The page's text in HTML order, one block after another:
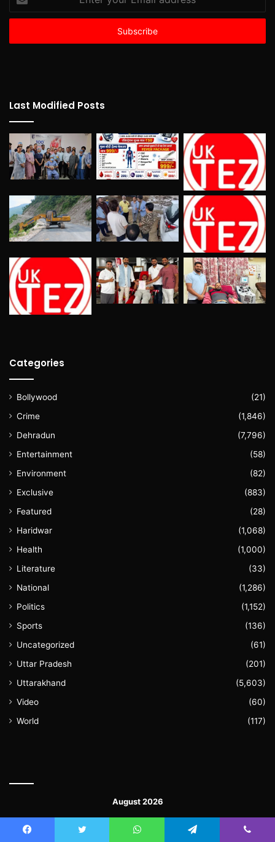
your
Email
Last Modified Posts
Categories
Bollywood
(21)
Crime
(1,846)
Dehradun
(7,796)
Entertainment
(58)
Environment
(82)
Exclusive
(883)
Featured
(28)
Haridwar
(1,068)
Health
(1,000)
Literature
(33)
National
(1,286)
Politics
(1,152)
Sports
(136)
Uncategorized
(61)
Uttar Pradesh
(201)
Uttarakhand
(5,603)
Video
(60)
World
(117)
August 2026
M T
S